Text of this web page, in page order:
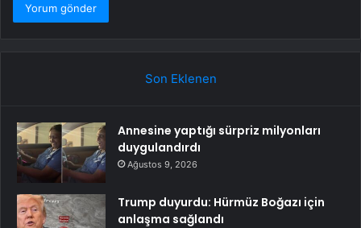
Son Eklenen
Annesine yaptığı sürpriz milyonları
duygulandırdı
Ağustos 9, 2026
Trump duyurdu: Hürmüz Boğazı için
anlaşma sağlandı